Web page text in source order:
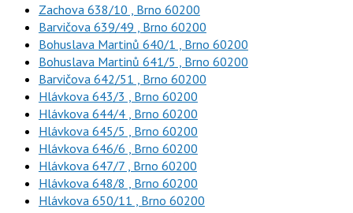
Zachova 638/10 , Brno 60200
Barvičova 639/49 , Brno 60200
Bohuslava Martinů 640/1 , Brno 60200
Bohuslava Martinů 641/5 , Brno 60200
Barvičova 642/51 , Brno 60200
Hlávkova 643/3 , Brno 60200
Hlávkova 644/4 , Brno 60200
Hlávkova 645/5 , Brno 60200
Hlávkova 646/6 , Brno 60200
Hlávkova 647/7 , Brno 60200
Hlávkova 648/8 , Brno 60200
Hlávkova 650/11 , Brno 60200